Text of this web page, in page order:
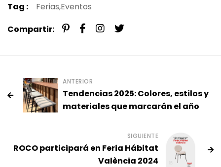
Tag :
Ferias,Eventos
Compartir:
ANTERIOR
Tendencias 2025: Colores, estilos y
materiales que marcarán el año
SIGUIENTE
ROCO participará en Feria Hábitat
València 2024